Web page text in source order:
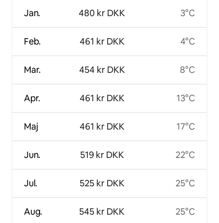
Jan.
Feb.
Mar.
Apr.
Maj
Jun.
Jul.
Aug.
480 kr DKK
461 kr DKK
454 kr DKK
461 kr DKK
461 kr DKK
519 kr DKK
525 kr DKK
545 kr DKK
3°C
4°C
8°C
13°C
17°C
22°C
25°C
25°C